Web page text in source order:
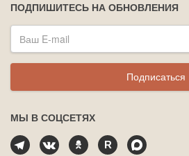
ПОДПИШИТЕСЬ НА ОБНОВЛЕНИЯ
Подписаться
МЫ В СОЦСЕТЯХ